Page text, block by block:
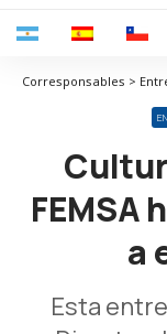
FEMSA
a
Esta